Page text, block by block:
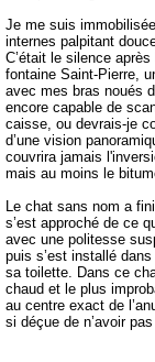
Je me suis
internes palpitant
C’était le silence
fontaine Saint-Pierre,
avec mes bras noués
encore capable de
caisse, ou devrais-je
d’une vision
couvrira jamais
mais au moins le
Le chat sans nom a
s’est approché de ce
avec une politesse
puis s’est installé
sa toilette. Dans ce
chaud et le plus
au centre exact de
si déçue de n’avoir